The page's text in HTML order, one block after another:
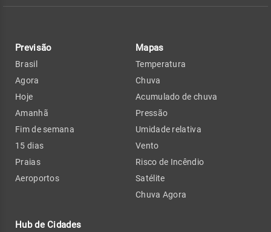
Previsão
Brasil
Agora
Hoje
Amanhã
Fim de semana
15 dias
Praias
Aeroportos
Hub de Cidades
Mapas
Temperatura
Chuva
Acumulado de chuva
Pressão
Umidade relativa
Vento
Risco de Incêndio
Satélite
Chuva Agora